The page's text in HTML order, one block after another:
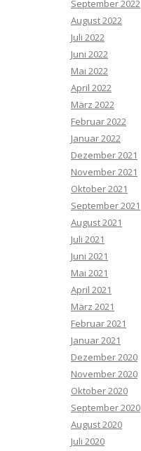
September 2022
August 2022
Juli 2022
Juni 2022
Mai 2022
April 2022
März 2022
Februar 2022
Januar 2022
Dezember 2021
November 2021
Oktober 2021
September 2021
August 2021
Juli 2021
Juni 2021
Mai 2021
April 2021
März 2021
Februar 2021
Januar 2021
Dezember 2020
November 2020
Oktober 2020
September 2020
August 2020
Juli 2020